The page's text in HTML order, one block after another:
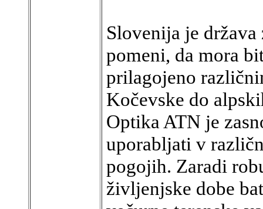
Slovenija je
pomeni, da mora
prilagojeno
Kočevske do
Optika ATN je
uporabljati v
pogojih. Zaradi
življenjske dobe